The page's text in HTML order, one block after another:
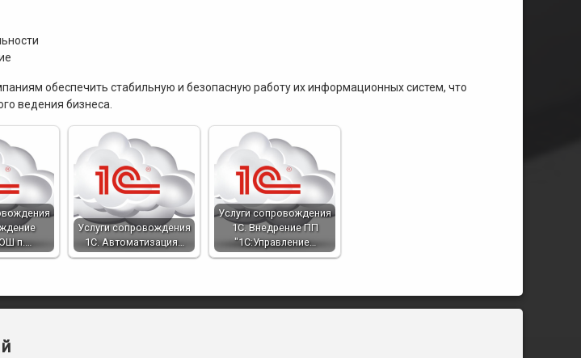
обеспечить стабильную и безопасную работу их информационных систем, что
ведения бизнеса.
п.…
Услуги сопровождения
1С. Автоматизация…
Услуги сопровождения
1С. Внедрение ПП
"1С:Управление…